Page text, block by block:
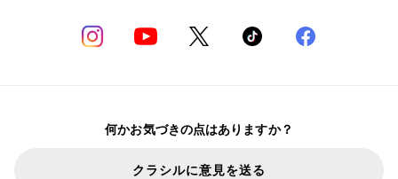
何かお気づきの点はありますか？
クラシルに意見を送る